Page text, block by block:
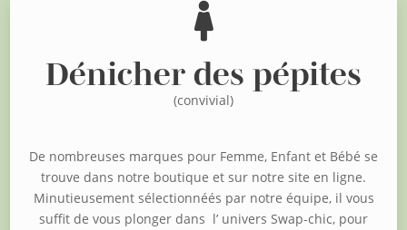

Dénicher des pépites
(convivial)
De nombreuses marques pour Femme, Enfant et Bébé se
trouve dans notre boutique et sur notre site en ligne.
Minutieusement sélectionnéés par notre équipe, il vous
suffit de vous plonger dans l’ univers Swap-chic, pour